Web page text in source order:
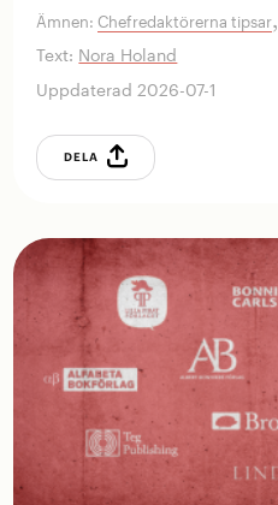
Ämnen:Chefredaktörerna tipsar,
Text: Nora Holand
Uppdaterad 2026-07-1
DELA